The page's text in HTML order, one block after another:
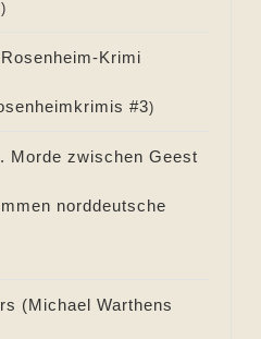
)
Krimi
#3)
Morde zwischen Geest
norddeutsche
(Michael Warthens